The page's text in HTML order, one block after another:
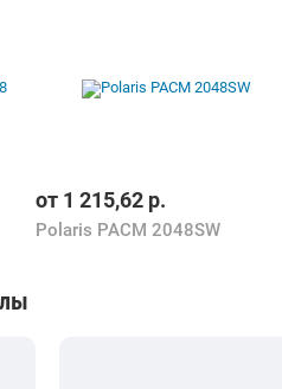
от 1 215,62 р.
Polaris PACM 2048SW